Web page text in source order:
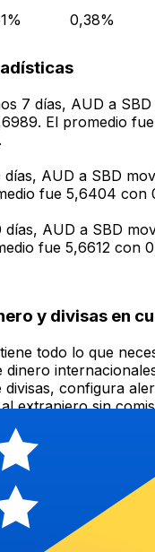
0,38%
7 días, AUD a
El promedio
días, AUD a SBD
fue 5,6404 con
días, AUD a SBD
fue 5,6612 con
y divisas en
todo lo que
dinero
divisas, configura
extranjero sin